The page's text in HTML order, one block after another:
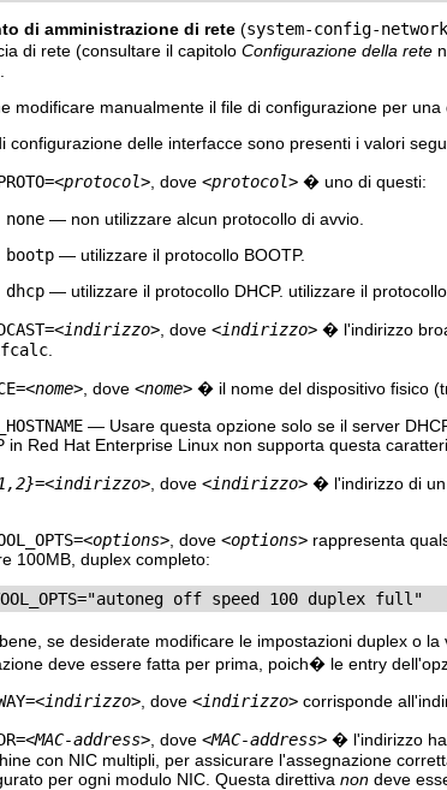
di amministrazione di rete (system-config-network
di rete (consultare il capitolo Configurazione della rete
modificare manualmente il file di configurazione per
configurazione delle interfacce sono presenti i valori
<protocol> , dove <protocol> � uno di questi:
none — non utilizzare alcun protocollo di avvio.
bootp — utilizzare il protocollo BOOTP.
dhcp — utilizzare il protocollo DHCP. utilizzare il protocollo
<indirizzo> , dove <indirizzo> � l'indirizzo
<nome> , dove <nome> � il nome del dispositivo fisico
— Usare questa opzione solo se il server
in Red Hat Enterprise Linux non supporta questa
=<indirizzo> , dove <indirizzo> � l'indirizzo di un
<options> , dove <options> rappresenta
100MB, duplex completo:
off speed 100 duplex full"
se desiderate modificare le impostazioni duplex o
deve essere fatta per prima, poich� le entry
<indirizzo> , dove <indirizzo> corrisponde
<MAC-address> , dove <MAC-address> � l'indirizzo
con NIC multipli, per assicurare l'assegnazione
per ogni modulo NIC. Questa direttiva non deve